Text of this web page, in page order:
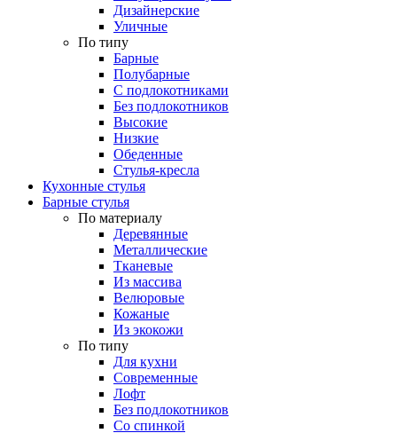
Дизайнерские
Уличные
По типу
Барные
Полубарные
С подлокотниками
Без подлокотников
Высокие
Низкие
Обеденные
Стулья-кресла
Кухонные стулья
Барные стулья
По материалу
Деревянные
Металлические
Тканевые
Из массива
Велюровые
Кожаные
Из экокожи
По типу
Для кухни
Современные
Лофт
Без подлокотников
Со спинкой